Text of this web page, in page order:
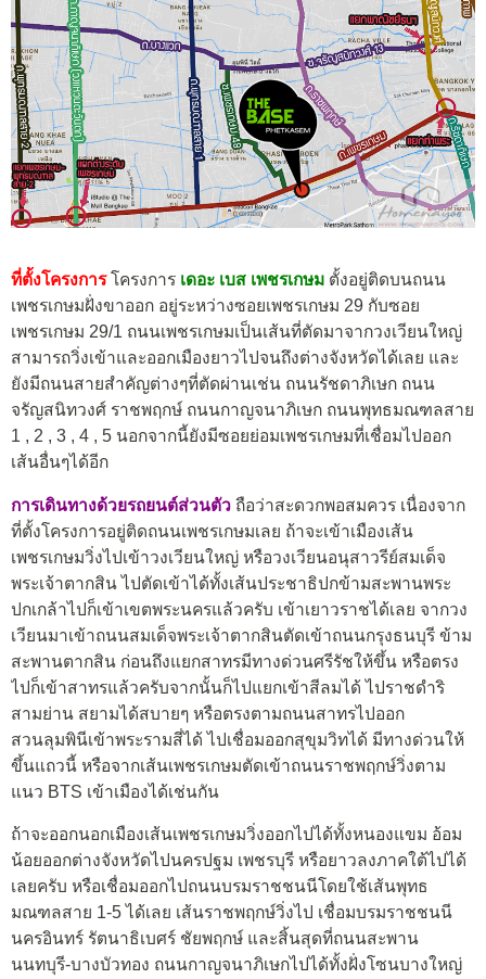
ที่ตั้งโครงการโครงการ เดอะ เบส เพชรเกษม ตั้งอยู่ติดบนถนน
เพชรเกษมฝั่งขาออก อยู่ระหว่างซอยเพชรเกษม 29 กับซอย
เพชรเกษม 29/1 ถนนเพชรเกษมเป็นเส้นที่ตัดมาจากวงเวียนใหญ่
สามารถวิ่งเข้าและออกเมืองยาวไปจนถึงต่างจังหวัดได้เลย และ
ยังมีถนนสายสำคัญต่างๆที่ตัดผ่านเช่น ถนนรัชดาภิเษก ถนน
จรัญสนิทวงศ์ ราชพฤกษ์ ถนนกาญจนาภิเษก ถนนพุทธมณฑลสาย
1 , 2 , 3 , 4 , 5 นอกจากนี้ยังมีซอยย่อมเพชรเกษมที่เชื่อมไปออก
เส้นอื่นๆได้อีก
การเดินทางด้วยรถยนต์ส่วนตัว ถือว่าสะดวกพอสมควร เนื่องจาก
ที่ตั้งโครงการอยู่ติดถนนเพชรเกษมเลย ถ้าจะเข้าเมืองเส้น
เพชรเกษมวิ่งไปเข้าวงเวียนใหญ่ หรือวงเวียนอนุสาวรีย์สมเด็จ
พระเจ้าตากสิน ไปตัดเข้าได้ทั้งเส้นประชาธิปกข้ามสะพานพระ
ปกเกล้าไปก็เข้าเขตพระนครแล้วครับ เข้าเยาวราชได้เลย จากวง
เวียนมาเข้าถนนสมเด็จพระเจ้าตากสินตัดเข้าถนนกรุงธนบุรี ข้าม
สะพานตากสิน ก่อนถึงแยกสาทรมีทางด่วนศรีรัชให้ขึ้น หรือตรง
ไปก็เข้าสาทรแล้วครับจากนั้นก็ไปแยกเข้าสีลมได้ ไปราชดำริ
สามย่าน สยามได้สบายๆ หรือตรงตามถนนสาทรไปออก
สวนลุมพินีเข้าพระรามสี่ได้ ไปเชื่อมออกสุขุมวิทได้ มีทางด่วนให้
ขึ้นแถวนี้ หรือจากเส้นเพชรเกษมตัดเข้าถนนราชพฤกษ์วิ่งตาม
แนว BTS เข้าเมืองได้เช่นกัน
ถ้าจะออกนอกเมืองเส้นเพชรเกษมวิ่งออกไปได้ทั้งหนองแขม อ้อม
น้อยออกต่างจังหวัดไปนครปฐม เพชรบุรี หรือยาวลงภาคใต้ไปได้
เลยครับ หรือเชื่อมออกไปถนนบรมราชชนนีโดยใช้เส้นพุทธ
มณฑลสาย 1-5 ได้เลย เส้นราชพฤกษ์วิ่งไป เชื่อมบรมราชชนนี
นครอินทร์ รัตนาธิเบศร์ ชัยพฤกษ์ และสิ้นสุดที่ถนนสะพาน
นนทบุรี-บางบัวทอง ถนนกาญจนาภิเษกไปได้ทั้งฝั่งโซนบางใหญ่